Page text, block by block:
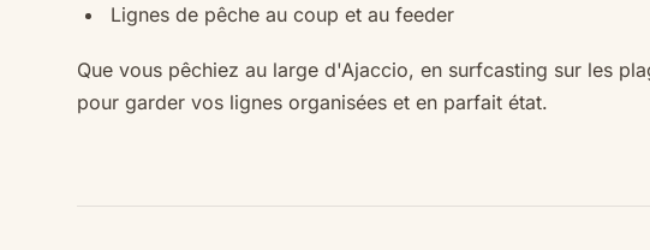
Lignes de pêche au coup et au feeder
Que vous pêchiez au large d'Ajaccio, en surfcasting sur les
pour garder vos lignes organisées et en parfait état.